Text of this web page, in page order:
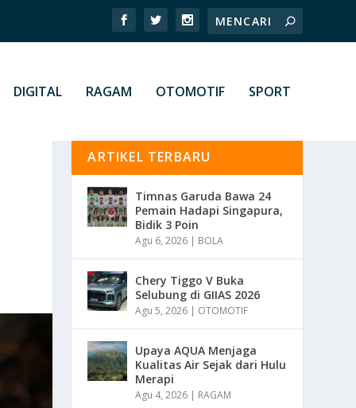
DIGITAL RAGAM OTOMOTIF SPORT
ARTIKEL TERBARU
Timnas Garuda Bawa 24
Pemain Hadapi Singapura,
Bidik 3 Poin
Agu 6, 2026 | BOLA
Chery Tiggo V Buka
Selubung di GIIAS 2026
Agu 5, 2026 | OTOMOTIF
Upaya AQUA Menjaga
Kualitas Air Sejak dari Hulu
Merapi
Agu 4, 2026 | RAGAM